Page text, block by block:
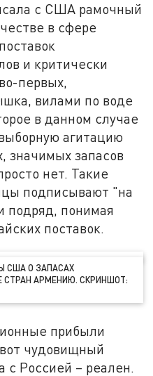
с США рамочный
в сфере
и критически
первых,
вилами по воде
в данном случае
агитацию
значимых запасов
нет. Такие
подписывают "на
подряд, понимая
поставок.
США О ЗАПАСАХ
СТРАН АРМЕНИЮ. СКРИНШОТ:
прибыли
чудовищный
с Россией – реален.